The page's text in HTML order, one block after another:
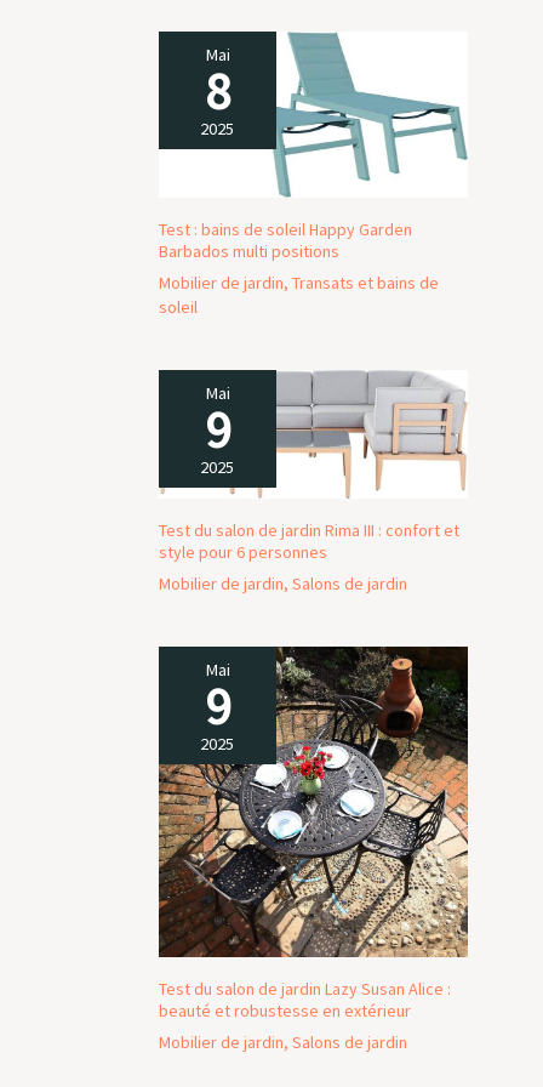
passant par le jardin et le balcon.
Mai
8
2025
Test : bains de soleil Happy Garden
Barbados multi positions
Mobilier de jardin, Transats et bains de
soleil
Mai
9
2025
Test du salon de jardin Rima III : confort et
style pour 6 personnes
Mobilier de jardin, Salons de jardin
Mai
9
2025
Test du salon de jardin Lazy Susan Alice :
beauté et robustesse en extérieur
Mobilier de jardin, Salons de jardin